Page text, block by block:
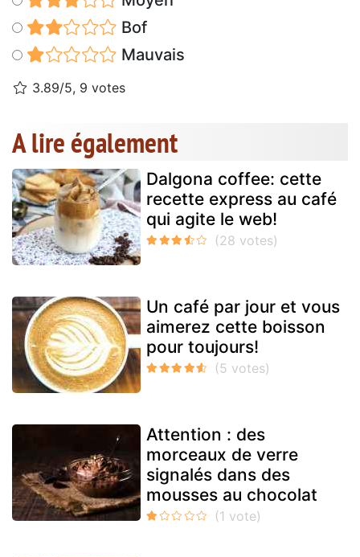
Bof
Mauvais
3.89/5, 9 votes
A lire également
Dalgona coffee: cette
recette express au café
qui agite le web!
Un café par jour et vous
aimerez cette boisson
pour toujours!
Attention : des
morceaux de verre
signalés dans des
mousses au chocolat